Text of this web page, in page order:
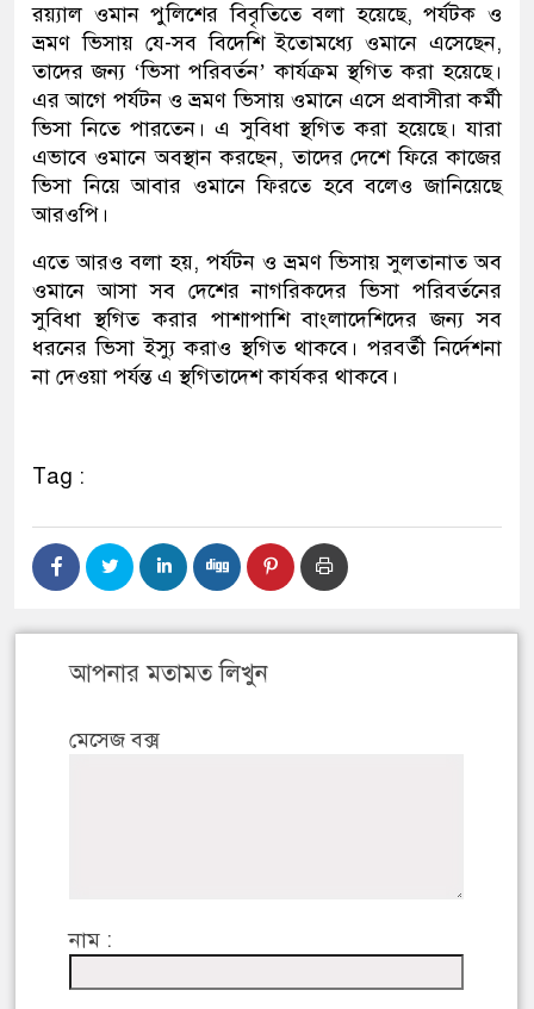
রয়্যাল ওমান পুলিশের বিবৃতিতে বলা হয়েছে, পর্যটক ও
ভ্রমণ ভিসায় যে-সব বিদেশি ইতোমধ্যে ওমানে এসেছেন,
তাদের জন্য ‘ভিসা পরিবর্তন’ কার্যক্রম স্থগিত করা হয়েছে।
এর আগে পর্যটন ও ভ্রমণ ভিসায় ওমানে এসে প্রবাসীরা কর্মী
ভিসা নিতে পারতেন। এ সুবিধা স্থগিত করা হয়েছে। যারা
এভাবে ওমানে অবস্থান করছেন, তাদের দেশে ফিরে কাজের
ভিসা নিয়ে আবার ওমানে ফিরতে হবে বলেও জানিয়েছে
আরওপি।
এতে আরও বলা হয়, পর্যটন ও ভ্রমণ ভিসায় সুলতানাত অব
ওমানে আসা সব দেশের নাগরিকদের ভিসা পরিবর্তনের
সুবিধা স্থগিত করার পাশাপাশি বাংলাদেশিদের জন্য সব
ধরনের ভিসা ইস্যু করাও স্থগিত থাকবে। পরবর্তী নির্দেশনা
না দেওয়া পর্যন্ত এ স্থগিতাদেশ কার্যকর থাকবে।
Tag :
আপনার মতামত লিখুন
মেসেজ বক্স
নাম :